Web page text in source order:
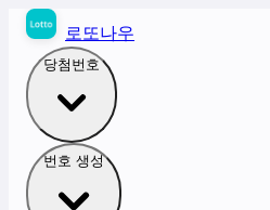
로또나우
당첨번호
번호 생성